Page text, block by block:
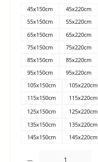
45x150cm 45x220cm
55x150cm
55x220cm
65x150cm
65x220cm
75x150cm
75x220cm
85x150cm
85x220cm
95x150cm
95x220cm
105x150cm
105x220cm
115x150cm
115x220cm
125x150cm
125x220cm
135x150cm
135x220cm
145x150cm
145x220cm